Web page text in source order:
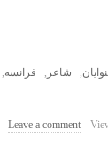
شاعر فرانسه
Leave a comment